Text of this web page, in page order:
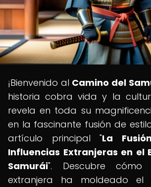
¡Bienvenido al Camino del
historia cobra vida y la
revela en toda su
en la fascinante fusión de
artículo principal "La
Influencias Extranjeras en el
Samurái". Descubre cómo
extranjera ha moldeado el